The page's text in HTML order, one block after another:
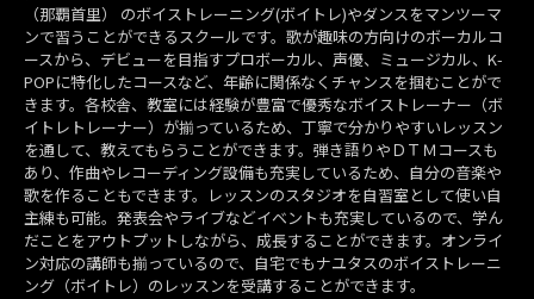
（那覇首里） のボイストレーニング(ボイトレ)やダンスをマンツーマ
ンで習うことができるスクールです。歌が趣味の方向けのボーカルコ
ースから、デビューを目指すプロボーカル、声優、ミュージカル、K-
POPに特化したコースなど、年齢に関係なくチャンスを掴むことがで
きます。各校舎、教室には経験が豊富で優秀なボイストレーナー（ボ
イトレトレーナー）が揃っているため、丁寧で分かりやすいレッスン
を通して、教えてもらうことができます。弾き語りやＤＴＭコースも
あり、作曲やレコーディング設備も充実しているため、自分の音楽や
歌を作ることもできます。レッスンのスタジオを自習室として使い自
主練も可能。発表会やライブなどイベントも充実しているので、学ん
だことをアウトプットしながら、成長することができます。オンライ
ン対応の講師も揃っているので、自宅でもナユタスのボイストレーニ
ング（ボイトレ）のレッスンを受講することができます。